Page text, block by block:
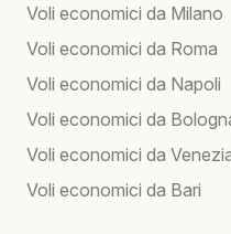
Voli economici da Milano
Voli economici da Roma
Voli economici da Napoli
Voli economici da
Voli economici da
Voli economici da Bari